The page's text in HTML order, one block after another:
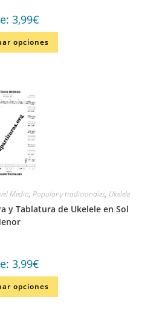
3,99€
opciones
Medio, Popular y tradicionales, Ukelele
y Tablatura de Ukelele en Sol
3,99€
opciones